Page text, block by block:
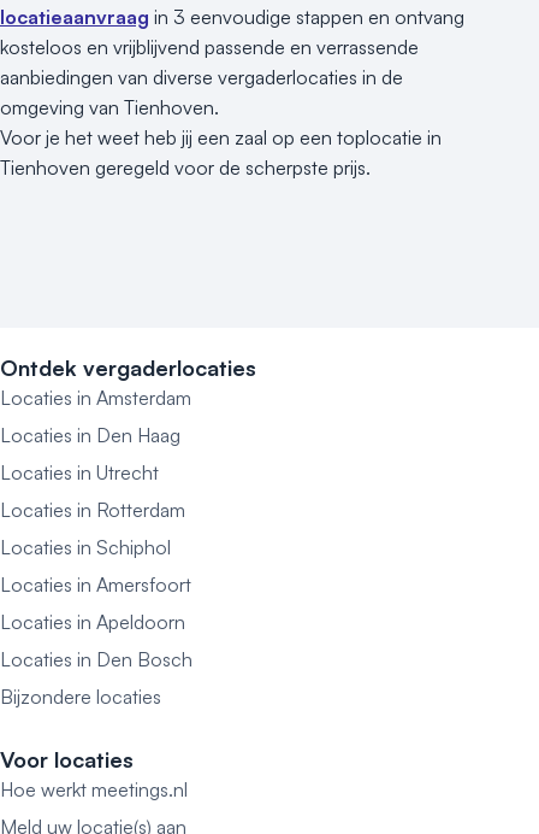
locatieaanvraag in 3 eenvoudige stappen en ontvang
kosteloos en vrijblijvend passende en verrassende
aanbiedingen van diverse vergaderlocaties in de
omgeving van Tienhoven.
Voor je het weet heb jij een zaal op een toplocatie in
Tienhoven geregeld voor de scherpste prijs.
Ontdek vergaderlocaties
Locaties in Amsterdam
Locaties in Den Haag
Locaties in Utrecht
Locaties in Rotterdam
Locaties in Schiphol
Locaties in Amersfoort
Locaties in Apeldoorn
Locaties in Den Bosch
Bijzondere locaties
Voor locaties
Hoe werkt meetings.nl
Meld uw locatie(s) aan